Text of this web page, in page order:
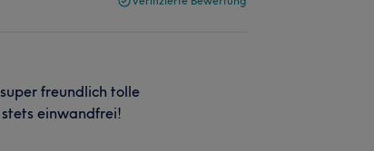
freundlich tolle
einwandfrei!